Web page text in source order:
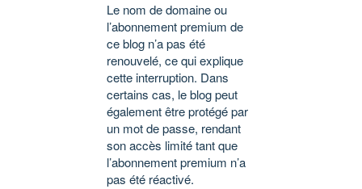
Le nom de domaine ou
l’abonnement premium de
ce blog n’a pas été
renouvelé, ce qui explique
cette interruption. Dans
certains cas, le blog peut
également être protégé par
un mot de passe, rendant
son accès limité tant que
l’abonnement premium n’a
pas été réactivé.